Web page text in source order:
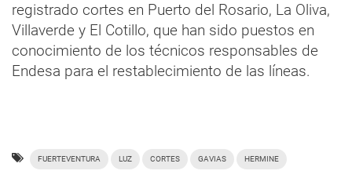
registrado cortes en Puerto del Rosario, La Oliva,
Villaverde y El Cotillo, que han sido puestos en
conocimiento de los técnicos responsables de
Endesa para el restablecimiento de las líneas.
FUERTEVENTURA LUZ CORTES GAVIAS HERMINE